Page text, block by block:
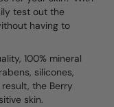
test out the
having to
100% mineral
silicones,
the Berry
skin.